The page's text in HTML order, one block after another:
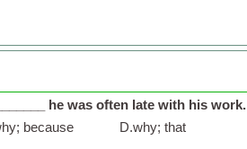
he was often late with his work.
because D.why; that